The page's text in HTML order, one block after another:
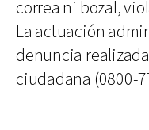
correa ni bozal,
La actuación
denuncia
ciudadana (0800-